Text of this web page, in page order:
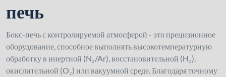
печь
Бокс-печь с контролируемой атмосферой - это прецизионное
оборудование, способное выполнять высокотемпературную
обработку в инертной (N₂/Ar), восстановительной (H₂),
окислительной (O₂) или вакуумной среде. Благодаря точному